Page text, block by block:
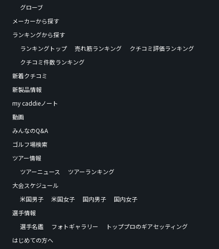
グローブ
メーカーから探す
ランキングから探す
ランキングトップ
売れ筋ランキング
クチコミ評価ランキング
クチコミ件数ランキング
新着クチコミ
新製品情報
my caddieノート
動画
みんなのQ&A
ゴルフ場検索
ツアー情報
ツアーニュース
ツアーランキング
大会スケジュール
米国男子
米国女子 国内男子
国内女子
選手情報
選手名鑑
フォトギャラリー
トッププロのギアセッティング
はじめての方へ